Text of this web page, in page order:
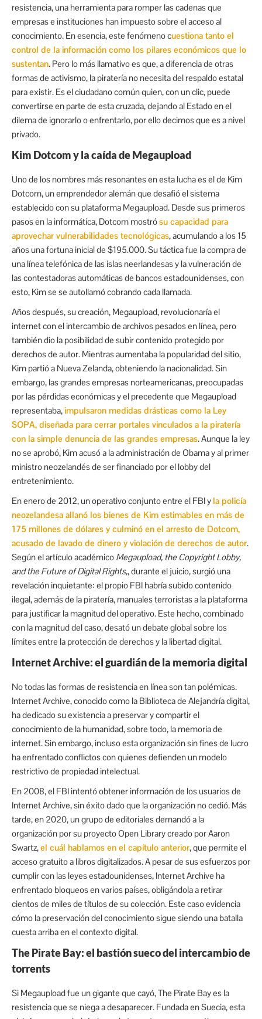
resistencia, una herramienta para romper las cadenas que
empresas e instituciones han impuesto sobre el acceso al
conocimiento. En esencia, este fenómeno cuestiona tanto el
control de la información como los pilares económicos que lo
sustentan. Pero lo más llamativo es que, a diferencia de otras
formas de activismo, la piratería no necesita del respaldo estatal
para existir. Es el ciudadano común quien, con un clic, puede
convertirse en parte de esta cruzada, dejando al Estado en el
dilema de ignorarlo o enfrentarlo, por ello decimos que es a nivel
privado.
Kim Dotcom y la caída de Megaupload
Uno de los nombres más resonantes en esta lucha es el de Kim
Dotcom, un emprendedor alemán que desafió el sistema
establecido con su plataforma Megaupload. Desde sus primeros
pasos en la informática, Dotcom mostrósu capacidad para
aprovechar vulnerabilidades tecnológicas, acumulando a los 15
años una fortuna inicial de $195.000. Su táctica fue la compra de
una línea telefónica de las islas neerlandesas y la vulneración de
las contestadoras automáticas de bancos estadounidenses, con
esto, Kim se se autollamó cobrando cada llamada.
Años después, su creación, Megaupload, revolucionaría el
internet con el intercambio de archivos pesados en línea, pero
también dio la posibilidad de subir contenido protegido por
derechos de autor. Mientras aumentaba la popularidad del sitio,
Kim partió a Nueva Zelanda, obteniendo la nacionalidad. Sin
embargo, las grandes empresas norteamericanas, preocupadas
por las pérdidas económicas y el precedente que Megaupload
representaba,impulsaron medidas drásticas como la Ley
SOPA, diseñada para cerrar portales vinculados a la piratería
con la simple denuncia de las grandes empresas. Aunque la ley
no se aprobó, Kim acusó a la administración de Obama y al primer
ministro neozelandés de ser financiado por el lobby del
entretenimiento.
En enero de 2012, un operativo conjunto entre el FBI y la policía
neozelandesa allanó los bienes de Kim estimables en más de
175 millones de dólares y culminó en el arresto de Dotcom,
acusado de lavado de dinero y violación de derechos de autor.
Según el artículo académico Megaupload, the Copyright Lobby,
and the Future of Digital Rights,, durante el juicio, surgió una
revelación inquietante: el propio FBI habría subido contenido
ilegal, además de la piratería, manuales terroristas a la plataforma
para justificar la magnitud del operativo. Este hecho, combinado
con la magnitud del caso, desató un debate global sobre los
límites entre la protección de derechos y la libertad digital.
Internet Archive: el guardián de la memoria digital
No todas las formas de resistencia en línea son tan polémicas.
Internet Archive, conocido como la Biblioteca de Alejandría digital,
ha dedicado su existencia a preservar y compartir el
conocimiento de la humanidad, sobre todo, la memoria de
internet. Sin embargo, incluso esta organización sin fines de lucro
ha enfrentado conflictos con quienes defienden un modelo
restrictivo de propiedad intelectual.
En 2008, el FBI intentó obtener información de los usuarios de
Internet Archive, sin éxito dado que la organización no cedió. Más
tarde, en 2020, un grupo de editoriales demandó a la
organización por su proyecto Open Library creado por Aaron
Swartz,el cuál hablamos en el capítulo anterior, que permite el
acceso gratuito a libros digitalizados. A pesar de sus esfuerzos por
cumplir con las leyes estadounidenses, Internet Archive ha
enfrentado bloqueos en varios países, obligándola a retirar
cientos de miles de títulos de su colección. Este caso evidencia
cómo la preservación del conocimiento sigue siendo una batalla
cuesta arriba en el contexto digital.
The Pirate Bay: el bastión sueco del intercambio de
torrents
Si Megaupload fue un gigante que cayó, The Pirate Bay es la
resistencia que se niega a desaparecer. Fundada en Suecia, esta